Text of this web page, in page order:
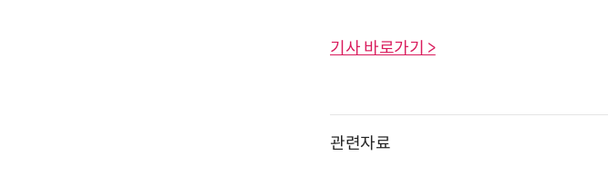
기사 바로가기 >
관련자료